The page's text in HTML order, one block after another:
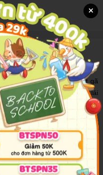
nghi ngay đến nhân vật gã
lãi trong vở kịch "Người lái
nghĩ đến chúa Jesus của
lừng danh Albert Einstein,
cũng liên tưởng đến sự giàu
tinh thần đoàn kết của
là tác phẩm nghiên cứu nhiều
×